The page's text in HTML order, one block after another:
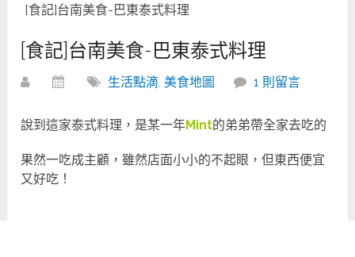
[食記]台南美食-巴東泰式料理
[食記]台南美食-巴東泰式料理
生活點滴,美食地圖 1 則留言
說到這家泰式料理，是某一年Mint的弟弟帶全家去吃的
果然一吃成主顧，雖然店面小小的不起眼，但東西便宜
又好吃 ！